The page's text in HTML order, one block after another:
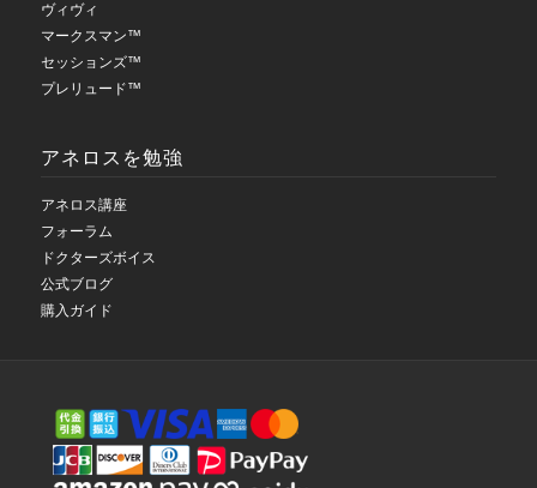
ヴィヴィ
マークスマン™
セッションズ™
プレリュード™
アネロスを勉強
アネロス講座
フォーラム
ドクターズボイス
公式ブログ
購入ガイド